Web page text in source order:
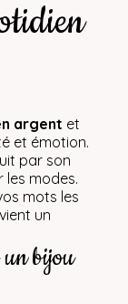
argent et
et émotion.
par son
modes.
mots les
un
bijou